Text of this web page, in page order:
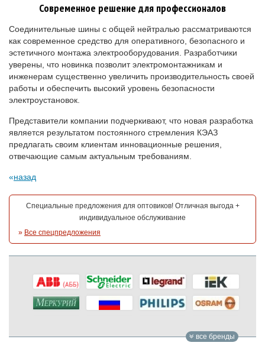
Современное решение для профессионалов
Соединительные шины с общей нейтралью рассматриваются
как современное средство для оперативного, безопасного и
эстетичного монтажа электрооборудования. Разработчики
уверены, что новинка позволит электромонтажникам и
инженерам существенно увеличить производительность своей
работы и обеспечить высокий уровень безопасности
электроустановок.
Представители компании подчеркивают, что новая разработка
является результатом постоянного стремления КЭАЗ
предлагать своим клиентам инновационные решения,
отвечающие самым актуальным требованиям.
назад
Специальные предложения для оптовиков! Отличная выгода +
индивидуальное обслуживание
» Все спецпредложения
все бренды